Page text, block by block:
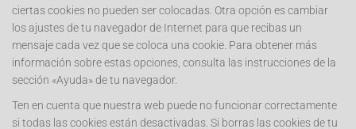
ciertas cookies no pueden ser colocadas. Otra opción es cambiar
los ajustes de tu navegador de Internet para que recibas un
mensaje cada vez que se coloca una cookie. Para obtener más
información sobre estas opciones, consulta las instrucciones de la
sección «Ayuda» de tu navegador.
Ten en cuenta que nuestra web puede no funcionar correctamente
si todas las cookies están desactivadas. Si borras las cookies de tu